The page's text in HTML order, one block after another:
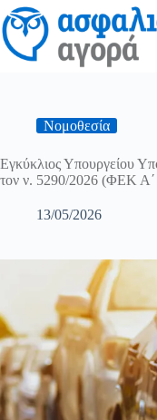
Νομοθεσία
Εγκύκλιος Υπουργείου
τον ν. 5290/2026 (ΦΕΚ
13/05/2026